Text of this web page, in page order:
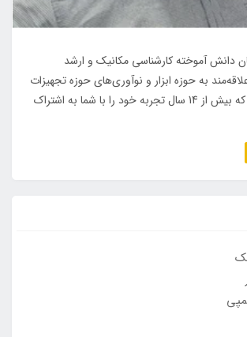
آموخته کارشناسی مکانیک و ارشد
به حوزه ابزار و نوآوری‌های حوزه تجهیزات
اندازه‌گیری هستم که بیش از 14 سال تجربه خود را با شما به اشتراک